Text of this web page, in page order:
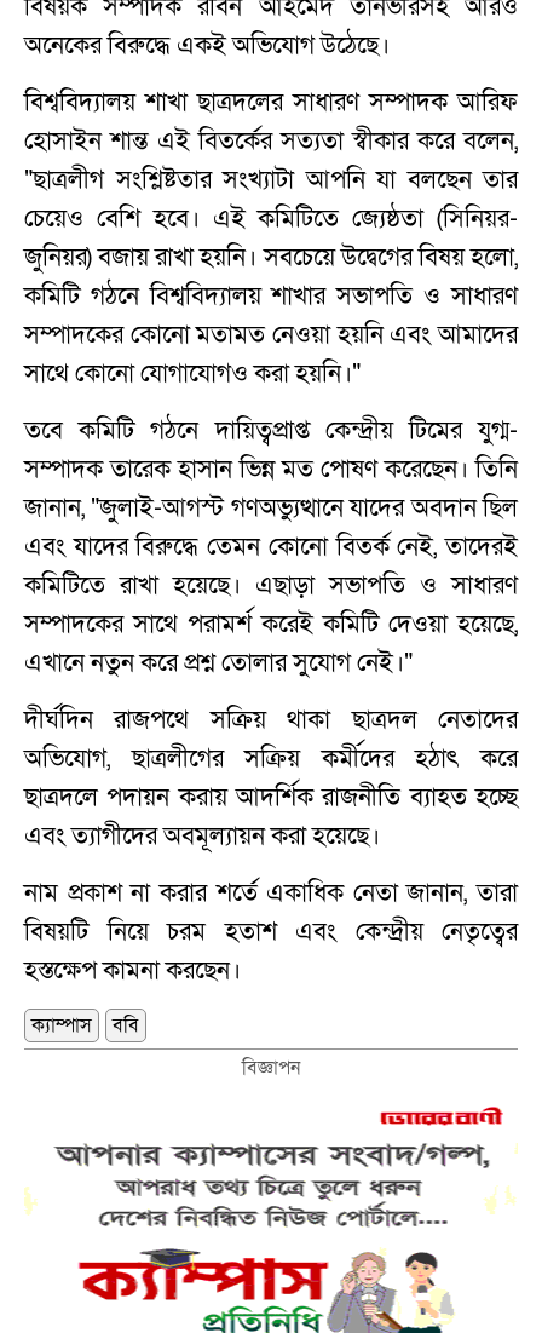
বিষয়ক সম্পাদক রবিন আহমেদ তানভীরসহ আরও
অনেকের বিরুদ্ধে একই অভিযোগ উঠেছে।
বিশ্ববিদ্যালয় শাখা ছাত্রদলের সাধারণ সম্পাদক আরিফ
হোসাইন শান্ত এই বিতর্কের সত্যতা স্বীকার করে বলেন,
"ছাত্রলীগ সংশ্লিষ্টতার সংখ্যাটা আপনি যা বলছেন তার
চেয়েও বেশি হবে। এই কমিটিতে জ্যেষ্ঠতা (সিনিয়র-
জুনিয়র) বজায় রাখা হয়নি। সবচেয়ে উদ্বেগের বিষয় হলো,
কমিটি গঠনে বিশ্ববিদ্যালয় শাখার সভাপতি ও সাধারণ
সম্পাদকের কোনো মতামত নেওয়া হয়নি এবং আমাদের
সাথে কোনো যোগাযোগও করা হয়নি।"
তবে কমিটি গঠনে দায়িত্বপ্রাপ্ত কেন্দ্রীয় টিমের যুগ্ম-
সম্পাদক তারেক হাসান ভিন্ন মত পোষণ করেছেন। তিনি
জানান, "জুলাই-আগস্ট গণঅভ্যুত্থানে যাদের অবদান ছিল
এবং যাদের বিরুদ্ধে তেমন কোনো বিতর্ক নেই, তাদেরই
কমিটিতে রাখা হয়েছে। এছাড়া সভাপতি ও সাধারণ
সম্পাদকের সাথে পরামর্শ করেই কমিটি দেওয়া হয়েছে,
এখানে নতুন করে প্রশ্ন তোলার সুযোগ নেই।"
দীর্ঘদিন রাজপথে সক্রিয় থাকা ছাত্রদল নেতাদের
অভিযোগ, ছাত্রলীগের সক্রিয় কর্মীদের হঠাৎ করে
ছাত্রদলে পদায়ন করায় আদর্শিক রাজনীতি ব্যাহত হচ্ছে
এবং ত্যাগীদের অবমূল্যায়ন করা হয়েছে।
নাম প্রকাশ না করার শর্তে একাধিক নেতা জানান, তারা
বিষয়টি নিয়ে চরম হতাশ এবং কেন্দ্রীয় নেতৃত্বের
হস্তক্ষেপ কামনা করছেন।
ক্যাম্পাস
ববি
বিজ্ঞাপন